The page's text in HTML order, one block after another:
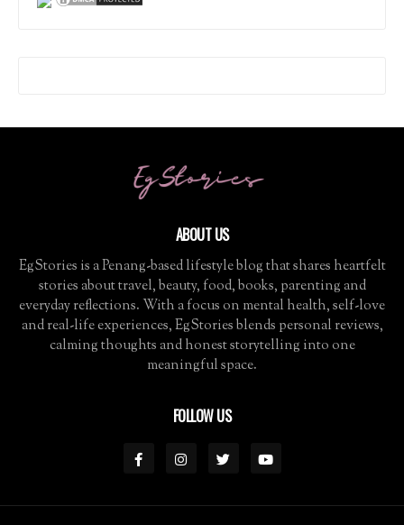
ABOUT US
EgStories is a Penang-based lifestyle blog that shares heartfelt
stories about travel, beauty, food, books, parenting and
everyday reflections. With a focus on mental health, self-love
and real-life experiences, EgStories blends personal reviews,
calming thoughts and honest storytelling into one
meaningful space.
FOLLOW US